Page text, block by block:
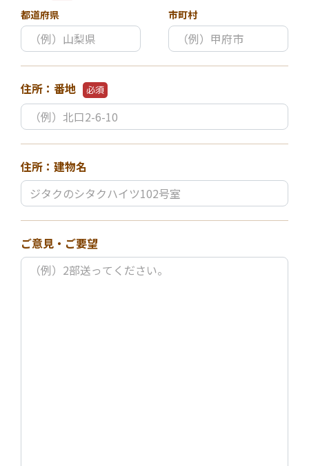
都道府県 市町村
住所：番地 必須
住所：建物名
ご意見・ご要望